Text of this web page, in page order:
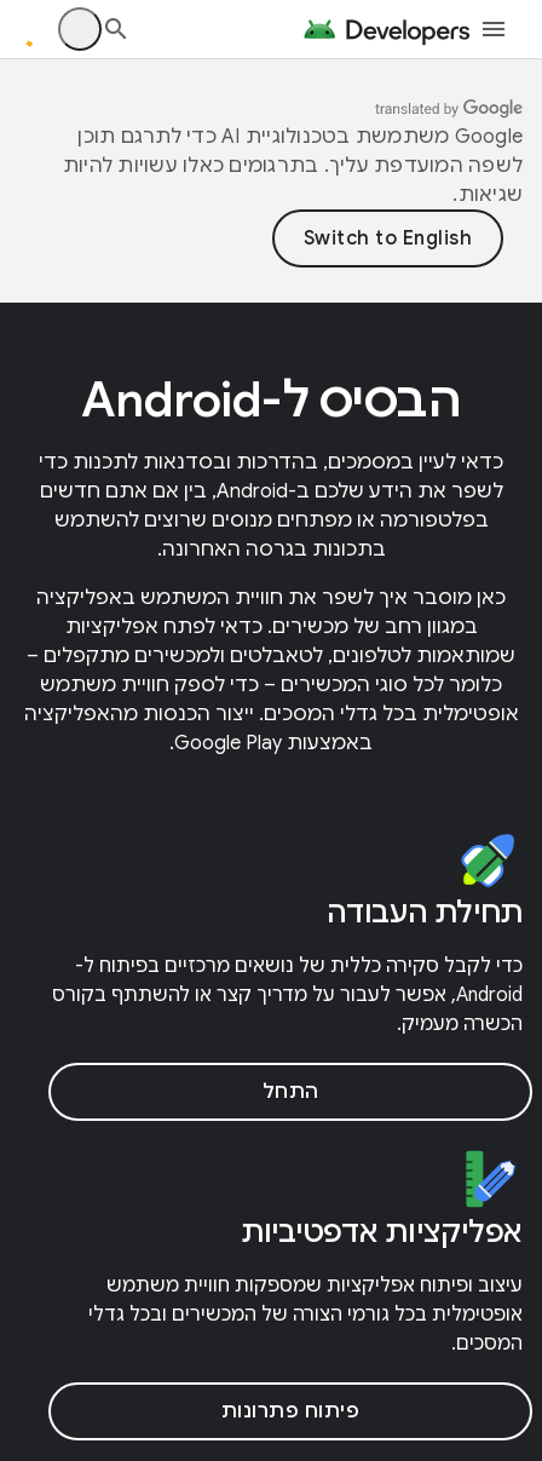
‫Google משתמשת בטכנולוגיית AI כדי לתרגם תוכן
לשפה המועדפת עליך. בתרגומים כאלו עשויות להיות
שגיאות.
הבסיס ל-Android
כדאי לעיין במסמכים, בהדרכות ובסדנאות לתכנות כדי
לשפר את הידע שלכם ב-Android, בין אם אתם חדשים
בפלטפורמה או מפתחים מנוסים שרוצים להשתמש
בתכונות בגרסה האחרונה.
כאן מוסבר איך לשפר את חוויית המשתמש באפליקציה
במגוון רחב של מכשירים. כדאי לפתח אפליקציות
שמותאמות לטלפונים, לטאבלטים ולמכשירים מתקפלים –
כלומר לכל סוגי המכשירים – כדי לספק חוויית משתמש
אופטימלית בכל גדלי המסכים. ייצור הכנסות מהאפליקציה
באמצעות Google Play.
תחילת העבודה
כדי לקבל סקירה כללית של נושאים מרכזיים בפיתוח ל-
Android, אפשר לעבור על מדריך קצר או להשתתף בקורס
הכשרה מעמיק.
התחל
אפליקציות אדפטיביות
עיצוב ופיתוח אפליקציות שמספקות חוויית משתמש
אופטימלית בכל גורמי הצורה של המכשירים ובכל גדלי
המסכים.
פיתוח פתרונות